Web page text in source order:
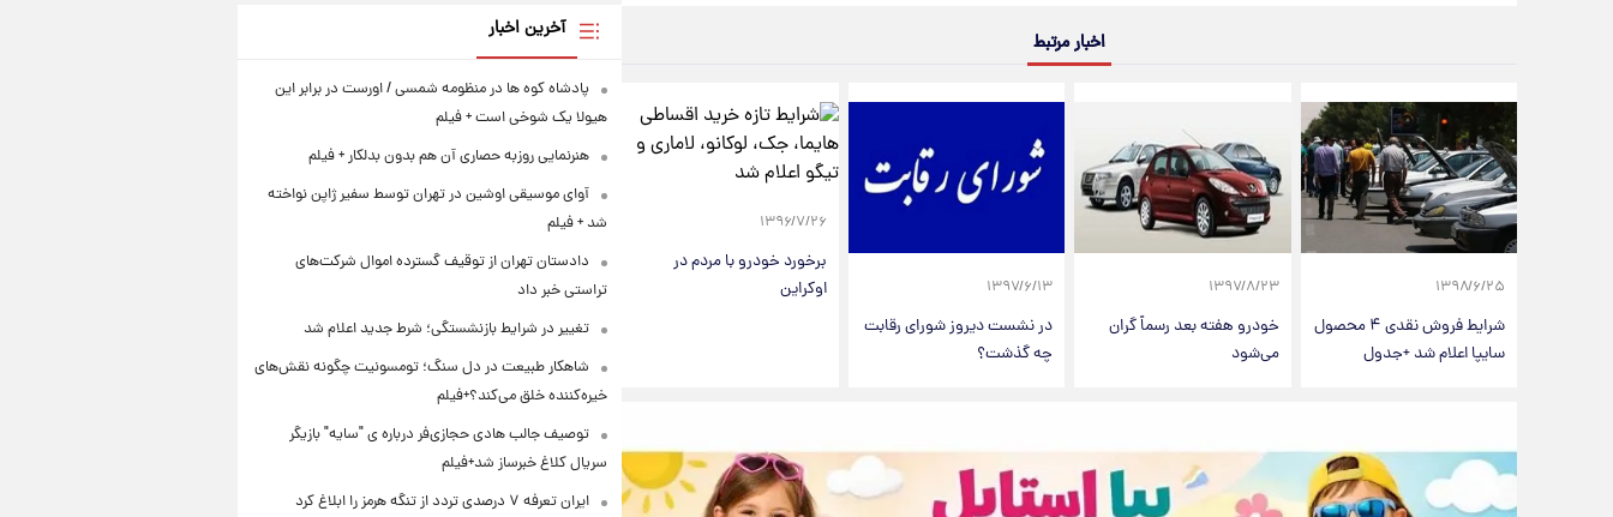
اخبار مرتبط
۱۳۹۸/۶/۲۵
شرایط فروش نقدی ۴ محصول
سایپا اعلام شد +جدول
۱۳۹۷/۸/۲۳
خودرو هفته بعد رسماً گران
می‌شود
۱۳۹۷/۶/۱۳
در نشست دیروز شورای رقابت
چه گذشت؟
۱۳۹۶/۷/۲۶
برخورد خودرو با مردم در
اوکراین
آخرین اخبار
پادشاه کوه ها در منظومه شمسی / اورست در برابر این
هیولا یک شوخی است + فیلم
هنرنمایی روزبه حصاری آن هم بدون بدلکار + فیلم
آوای موسیقی اوشین در تهران توسط سفیر ژاپن نواخته
شد + فیلم
دادستان تهران از توقیف گسترده اموال شرکت‌های
تراستی خبر داد
تغییر در شرایط بازنشستگی؛ شرط جدید اعلام شد
شاهکار طبیعت در دل سنگ؛ تومسونیت چگونه نقش‌های
خیره‌کننده خلق می‌کند؟+فیلم
توصیف جالب هادی حجازی‌فر درباره ی "سایه" بازیگر
سریال کلاغ خبرساز شد+فیلم
ایران تعرفه ۷ درصدی تردد از تنگه هرمز را ابلاغ کرد